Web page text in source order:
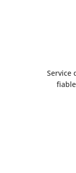
Service